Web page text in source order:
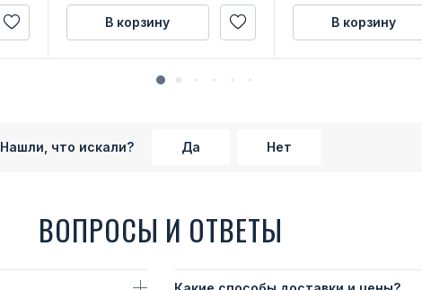
В корзину В корзину
Нашли, что искали? Да Нет
ВОПРОСЫ И ОТВЕТЫ